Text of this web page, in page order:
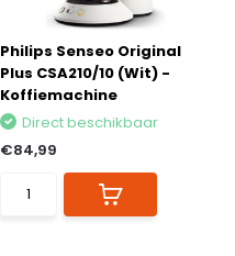
Philips Senseo Original
Plus CSA210/10 (Wit) -
Koffiemachine
Direct beschikbaar
€84,99